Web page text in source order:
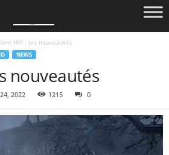
Hill : les nouveautés
NEWS
nouveautés
2022 1215 0